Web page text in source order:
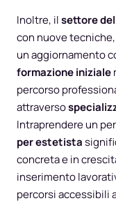
Inoltre, ilsettore
con nuove
un aggiornamento
formazione iniziale
percorso
attraverso
Intraprendere un
per estetista
concreta e in
inserimento
percorsi accessibili